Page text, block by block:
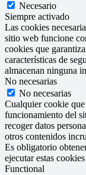
Necesario
Siempre activado
Las cookies
sitio web funcione
cookies que
características de
almacenan ninguna
No necesarias
No necesarias
Cualquier cookie que
funcionamiento del
recoger datos
otros contenidos
Es obligatorio
ejecutar estas
Functional